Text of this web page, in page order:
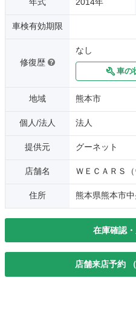
車検有効期限
修復歴
なし
車の
地域 熊本市
個人/法人 法人
提供元 グーネット
店舗名 ＷＥＣＡＲＳ
住所 熊本県熊本市
在庫確認
店舗来店予約